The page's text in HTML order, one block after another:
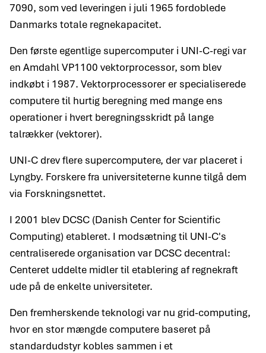
7090, som ved leveringen i juli 1965 fordoblede
Danmarks totale regnekapacitet.
Den første egentlige supercomputer i UNI-C-regi var
en Amdahl VP1100 vektorprocessor, som blev
indkøbt i 1987. Vektorprocessorer er specialiserede
computere til hurtig beregning med mange ens
operationer i hvert beregningsskridt på lange
talrækker (vektorer).
UNI-C drev flere supercomputere, der var placeret i
Lyngby. Forskere fra universiteterne kunne tilgå dem
via Forskningsnettet.
I 2001 blev DCSC (Danish Center for Scientific
Computing) etableret. I modsætning til UNI-C's
centraliserede organisation var DCSC decentral:
Centeret uddelte midler til etablering af regnekraft
ude på de enkelte universiteter.
Den fremherskende teknologi var nu grid-computing,
hvor en stor mængde computere baseret på
standardudstyr kobles sammen i et